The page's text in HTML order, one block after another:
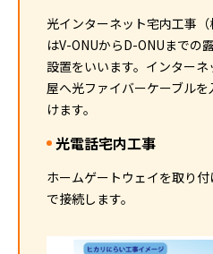
光インターネット宅内工事
はV-ONUからD-ONUまでの
設置をいいます。インター
屋へ光ファイバーケーブル
けます。
光電話宅内工事
ホームゲートウェイを取り
で接続します。